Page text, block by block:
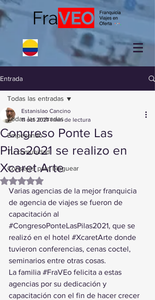
Entrada
Todas las entradas
Empezando
Tu comunidad
Consejos para bloguear
Todas las entradas
Congreso Ponte Las
Pilas2021 se realizo en
Xcaret Arte
Estanislao Cancino
11 oct 2021 1 min de lectura
Obtuvo NaN de 5 estrellas.
Varias agencias de la mejor franquicia
de agencia de viajes se fueron de
capacitación al
#CongresoPonteLasPilas2021, que se
realizó en el hotel #XcaretArte donde
tuvieron conferencias, cenas coctel,
seminarios entre otras cosas.
La familia #FraVEo felicita a estas
agencias por su dedicación y
capacitación con el fin de hacer crecer